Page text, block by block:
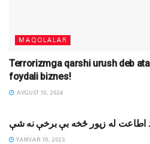
MAQOLALAR
Terrorizmga qarshi urush deb
foydali biznes!
AVGUST 10, 2024
د اطاعت له زیور څخه بې برخې نه شې
YANVAR 10, 2023